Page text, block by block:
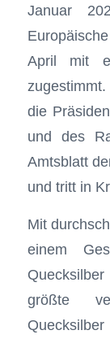
Januar
April mit
die
und des
Amtsblatt
und tritt in
Mit
einem
größte